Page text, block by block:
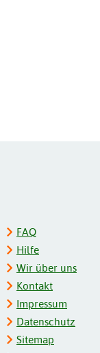
FAQ
Hilfe
Wir über uns
Kontakt
Impressum
Datenschutz
Sitemap